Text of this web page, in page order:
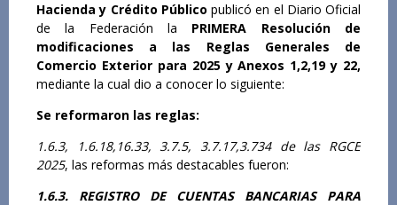
Hacienda y Crédito Público publicó en el Diario Oficial
de la Federación la PRIMERA Resolución de
modificaciones a las Reglas Generales de
Comercio Exterior para 2025 y Anexos 1,2,19 y 22,
mediante la cual dio a conocer lo siguiente:
Se reformaron las reglas:
1.6.3, 1.6.18,16.33, 3.7.5, 3.7.17,3.734 de las RGCE
2025, las reformas más destacables fueron:
1.6.3. REGISTRO DE CUENTAS BANCARIAS PARA